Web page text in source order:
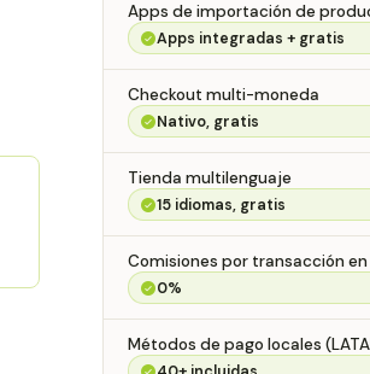
Apps de importación de
Apps integradas + gratis
Checkout multi-moneda
Nativo, gratis
Tienda multilenguaje
15 idiomas, gratis
Comisiones por transacción
0%
Métodos de pago locales